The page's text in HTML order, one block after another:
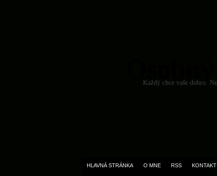
Každý chce vaše dobro.
HLAVNÁ STRÁNKA O MNE RSS KONTAKT